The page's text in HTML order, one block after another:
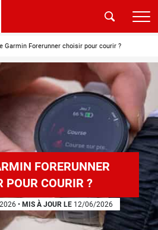
Garmin Forerunner choisir pour courir ?
FORERUNNER
POUR COURIR ?
• MIS À JOUR LE 12/06/2026